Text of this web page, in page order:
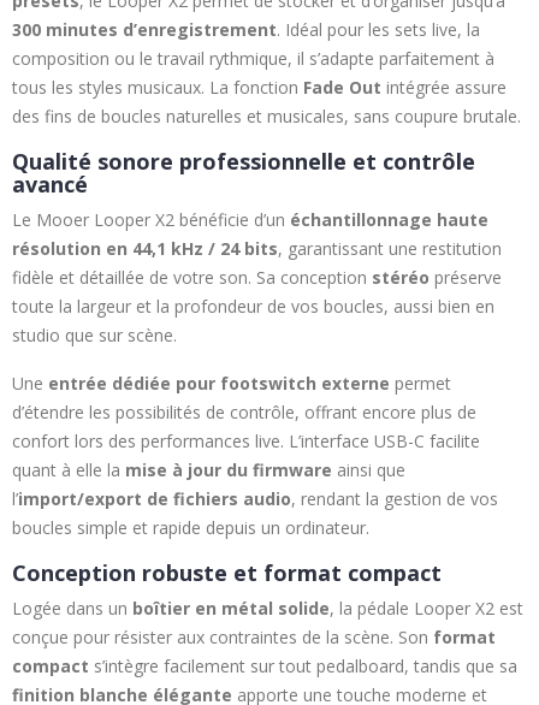
300 minutes d’enregistrement. Idéal pour les sets live, la
composition ou le travail rythmique, il s’adapte parfaitement à
tous les styles musicaux. La fonction Fade Out intégrée assure
des fins de boucles naturelles et musicales, sans coupure brutale.
Qualité sonore professionnelle et contrôle
avancé
Le Mooer Looper X2 bénéficie d’un échantillonnage haute
résolution en 44,1 kHz / 24 bits, garantissant une restitution
fidèle et détaillée de votre son. Sa conception stéréo préserve
toute la largeur et la profondeur de vos boucles, aussi bien en
studio que sur scène.
Une entrée dédiée pour footswitch externe permet
d’étendre les possibilités de contrôle, offrant encore plus de
confort lors des performances live. L’interface USB-C facilite
quant à elle la mise à jour du firmware ainsi que
l’import/export de fichiers audio, rendant la gestion de vos
boucles simple et rapide depuis un ordinateur.
Conception robuste et format compact
Logée dans un boîtier en métal solide, la pédale Looper X2 est
conçue pour résister aux contraintes de la scène. Son format
compact s’intègre facilement sur tout pedalboard, tandis que sa
finition blanche élégante apporte une touche moderne et